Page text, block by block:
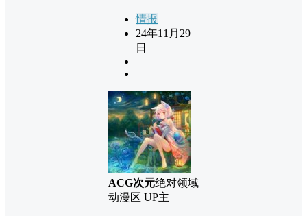
情报
24年11月29
日
ACG次元绝对领域
动漫区 UP主